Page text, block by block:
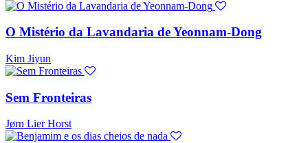
O Mistério da Lavandaria de Yeonnam-Dong
Kim Jiyun
Sem Fronteiras
Jørn Lier Horst